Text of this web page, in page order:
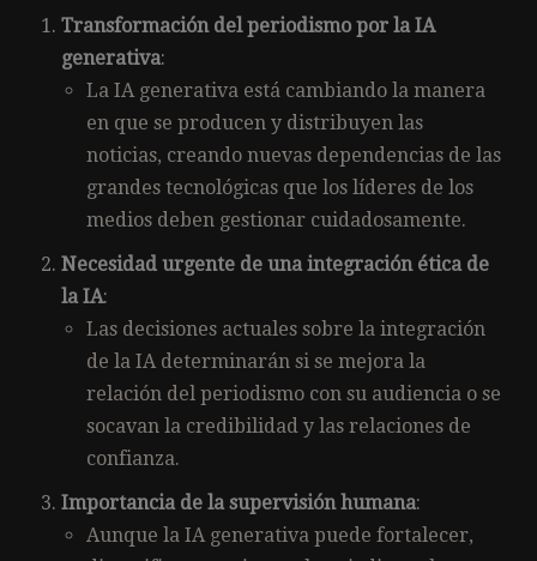
Transformación del periodismo por la IA
generativa:
La IA generativa está cambiando la manera
en que se producen y distribuyen las
noticias, creando nuevas dependencias de las
grandes tecnológicas que los líderes de los
medios deben gestionar cuidadosamente.
Necesidad urgente de una integración ética de
la IA:
Las decisiones actuales sobre la integración
de la IA determinarán si se mejora la
relación del periodismo con su audiencia o se
socavan la credibilidad y las relaciones de
confianza.
Importancia de la supervisión humana:
Aunque la IA generativa puede fortalecer,